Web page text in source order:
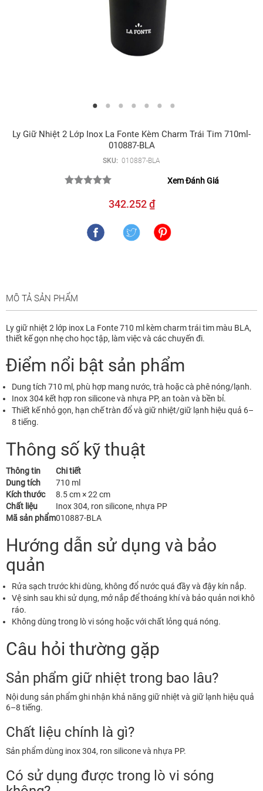
Ly Giữ Nhiệt 2 Lớp Inox La Fonte Kèm Charm Trái Tim 710ml-
010887-BLA
SKU: 010887-BLA
Xem Đánh Giá
342.252 ₫
MÔ TẢ SẢN PHẨM
Ly giữ nhiệt 2 lớp inox La Fonte 710 ml kèm charm trái tim màu BLA,
thiết kế gọn nhẹ cho học tập, làm việc và các chuyến đi.
Điểm nổi bật sản phẩm
Dung tích 710 ml, phù hợp mang nước, trà hoặc cà phê nóng/lạnh.
Inox 304 kết hợp ron silicone và nhựa PP, an toàn và bền bỉ.
Thiết kế nhỏ gọn, hạn chế tràn đổ và giữ nhiệt/giữ lạnh hiệu quả 6–
8 tiếng.
Thông số kỹ thuật
Thông tin
Chi tiết
Dung tích
710 ml
Kích thước
8.5 cm × 22 cm
Chất liệu
Inox 304, ron silicone, nhựa PP
Mã sản phẩm010887-BLA
Hướng dẫn sử dụng và bảo
quản
Rửa sạch trước khi dùng, không đổ nước quá đầy và đậy kín nắp.
Vệ sinh sau khi sử dụng, mở nắp để thoáng khí và bảo quản nơi khô
ráo.
Không dùng trong lò vi sóng hoặc với chất lỏng quá nóng.
Câu hỏi thường gặp
Sản phẩm giữ nhiệt trong bao lâu?
Nội dung sản phẩm ghi nhận khả năng giữ nhiệt và giữ lạnh hiệu quả
6–8 tiếng.
Chất liệu chính là gì?
Sản phẩm dùng inox 304, ron silicone và nhựa PP.
Có sử dụng được trong lò vi sóng